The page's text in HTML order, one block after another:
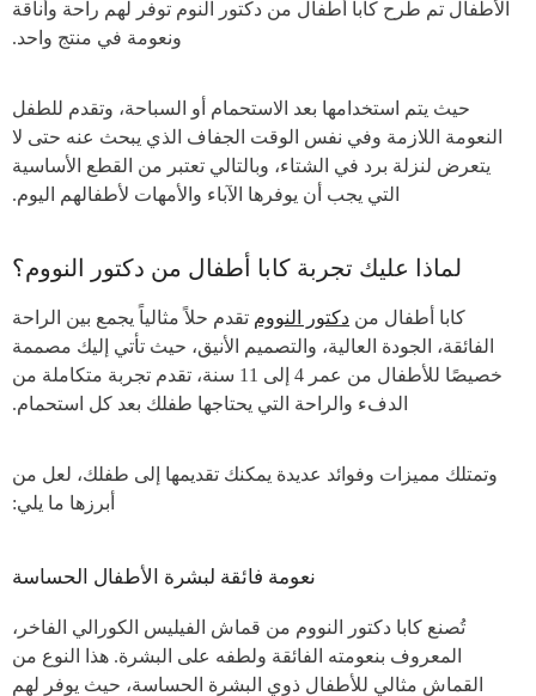
الأطفال تم طرح كابا أطفال من دكتور النوم توفر لهم راحة وأناقة
ونعومة في منتج واحد.
حيث يتم استخدامها بعد الاستحمام أو السباحة، وتقدم للطفل
النعومة اللازمة وفي نفس الوقت الجفاف الذي يبحث عنه حتى لا
يتعرض لنزلة برد في الشتاء، وبالتالي تعتبر من القطع الأساسية
التي يجب أن يوفرها الآباء والأمهات لأطفالهم اليوم.
لماذا عليك تجربة كابا أطفال من دكتور النووم؟
كابا أطفال من دكتور النووم تقدم حلاً مثالياً يجمع بين الراحة
الفائقة، الجودة العالية، والتصميم الأنيق، حيث تأتي إليك مصممة
خصيصًا للأطفال من عمر 4 إلى 11 سنة، تقدم تجربة متكاملة من
الدفء والراحة التي يحتاجها طفلك بعد كل استحمام.
وتمتلك مميزات وفوائد عديدة يمكنك تقديمها إلى طفلك، لعل من
أبرزها ما يلي:
نعومة فائقة لبشرة الأطفال الحساسة
تُصنع كابا دكتور النووم من قماش الفيليس الكورالي الفاخر،
المعروف بنعومته الفائقة ولطفه على البشرة. هذا النوع من
القماش مثالي للأطفال ذوي البشرة الحساسة، حيث يوفر لهم